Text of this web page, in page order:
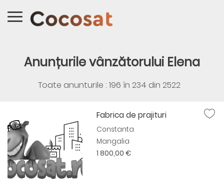
Anunțurile vânzătorului Elena
Toate anunturile : 196 în 234 din 2522
Fabrica de prajituri
Constanta
Mangalia
1 800,00 €